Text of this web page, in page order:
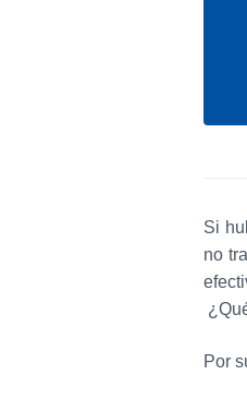
Si
no
Por